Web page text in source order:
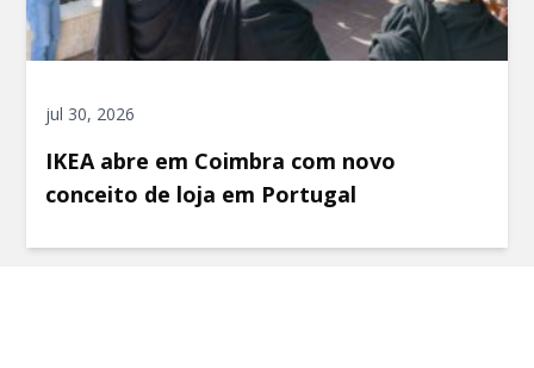
jul 30, 2026
IKEA abre em Coimbra com novo
conceito de loja em Portugal